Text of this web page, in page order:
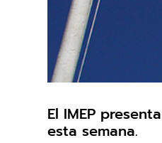
El IMEP
esta semana.